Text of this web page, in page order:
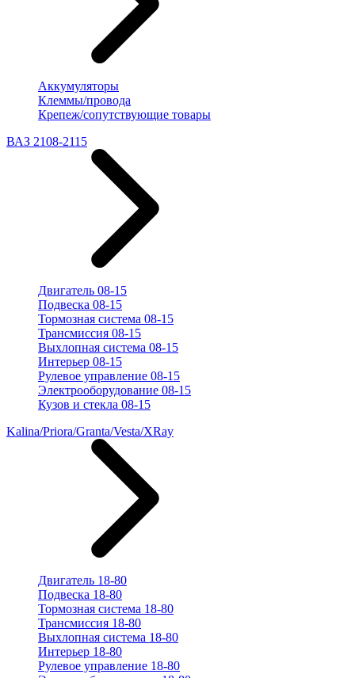
Аккумуляторы
Клеммы/провода
Крепеж/сопутствующие товары
ВАЗ 2108-2115
Двигатель 08-15
Подвеска 08-15
Тормозная система 08-15
Трансмиссия 08-15
Выхлопная система 08-15
Интерьер 08-15
Рулевое управление 08-15
Электрооборудование 08-15
Кузов и стекла 08-15
Kalina/Priora/Granta/Vesta/XRay
Двигатель 18-80
Подвеска 18-80
Тормозная система 18-80
Трансмиссия 18-80
Выхлопная система 18-80
Интерьер 18-80
Рулевое управление 18-80